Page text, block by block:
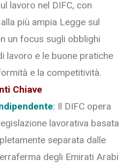
lavoro nel DIFC, con
più ampia Legge sul
un focus sugli obblighi
lavoro e le buone pratiche
e la competitività.
Chiave
: Il DIFC opera
lavorativa basata
separata dalle
degli Emirati Arabi